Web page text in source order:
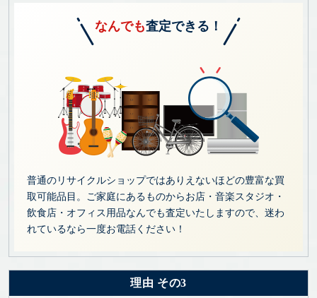
なんでも査定できる！
普通のリサイクルショップではありえないほどの豊富な買
取可能品目。ご家庭にあるものからお店・音楽スタジオ・
飲食店・オフィス用品なんでも査定いたしますので、迷わ
れているなら一度お電話ください！
理由 その3